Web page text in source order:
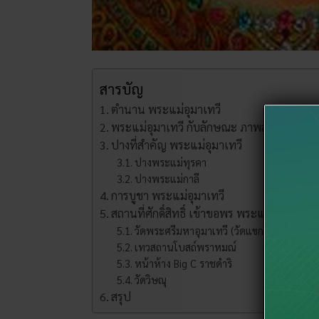
สารบัญ
ตำนาน พระแม่อุมาเทวี
พระแม่อุมาเทวี กับลักษณะ ภาพลักษณ์ที่คน
ปางที่สำคัญ พระแม่อุมาเทวี
ปางพระแม่ทุรคา
ปางพระแม่กาลี
การบูชา พระแม่อุมาเทวี
สถานที่ศักดิ์สิทธิ์ เข้าขอพร พระแม่อุมาเทวี
วัดพระศรีมหาอุมาเทวี (วัดแขกสีสม)
เทวสถานโบสถ์พราหมณ์
หน้าห้าง Big C ราชดำริ
วัดวิษณุ
สรุป